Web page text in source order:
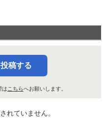
稿する
は こちらへお願いします。
れていません。